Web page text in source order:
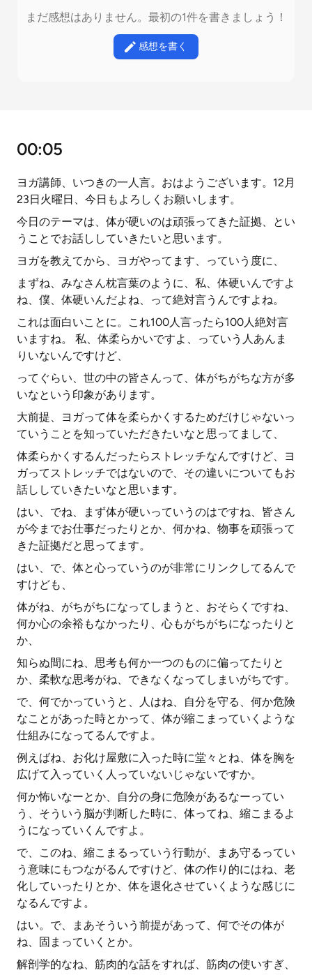
まだ感想はありません。最初の1件を書きましょう！
感想を書く
00:05
ヨガ講師、いつきの一人言。おはようございます。12月
23日火曜日、今日もよろしくお願いします。
今日のテーマは、体が硬いのは頑張ってきた証拠、とい
うことでお話ししていきたいと思います。
ヨガを教えてから、ヨガやってます、っていう度に、
まずね、みなさん枕言葉のように、私、体硬いんですよ
ね、僕、体硬いんだよね、って絶対言うんですよね。
これは面白いことに。これ100人言ったら100人絶対言
いますね。 私、体柔らかいですよ、っていう人あんま
りいないんですけど、
ってぐらい、世の中の皆さんって、体がちがちな方が多
いなという印象があります。
大前提、ヨガって体を柔らかくするためだけじゃないっ
ていうことを知っていただきたいなと思ってまして、
体柔らかくするんだったらストレッチなんですけど、ヨ
ガってストレッチではないので、その違いについてもお
話ししていきたいなと思います。
はい、でね、まず体が硬いっていうのはですね、皆さん
が今までお仕事だったりとか、何かね、物事を頑張って
きた証拠だと思ってます。
はい、で、体と心っていうのが非常にリンクしてるんで
すけども、
体がね、がちがちになってしまうと、おそらくですね、
何か心の余裕もなかったり、心もがちがちになったりと
か、
知らぬ間にね、思考も何か一つのものに偏ってたりと
か、柔軟な思考がね、できなくなってしまいがちです。
で、何でかっていうと、人はね、自分を守る、何か危険
なことがあった時とかって、体が縮こまっていくような
仕組みになってるんですよ。
例えばね、お化け屋敷に入った時に堂々とね、体を胸を
広げて入っていく人っていないじゃないですか。
何か怖いなーとか、自分の身に危険があるなーってい
う、そういう脳が判断した時に、体ってね、縮こまるよ
うになっていくんですよ。
で、このね、縮こまるっていう行動が、まあ守るってい
う意味にもつながるんですけど、体の作り的にはね、老
化していったりとか、体を退化させていくような感じに
なるんですよ。
はい。で、まあそういう前提があって、何でその体が
ね、固まっていくとか。
解剖学的なね、筋肉的な話をすれば、筋肉の使いすぎ、